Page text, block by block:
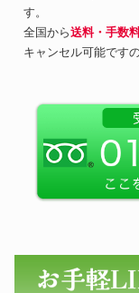
す。
全国から送料・手数
キャンセル可能です